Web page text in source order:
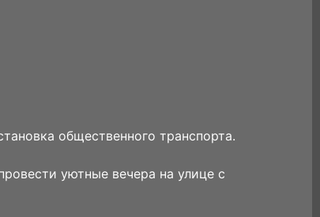
общественного транспорта.
уютные вечера на улице с